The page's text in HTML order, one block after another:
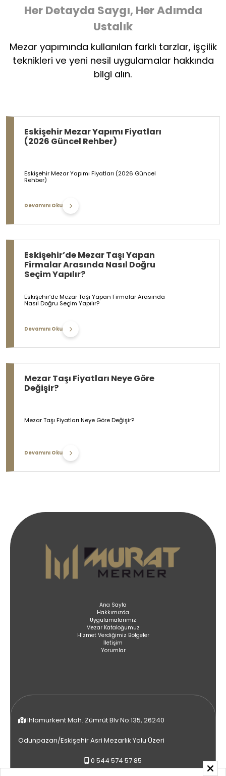
Her Detayda Saygı, Her Adımda
Ustalık
Mezar yapımında kullanılan farklı tarzlar, işçilik
teknikleri ve yeni nesil uygulamalar hakkında
bilgi alın.
Eskişehir Mezar Yapımı Fiyatları
(2026 Güncel Rehber)
Eskişehir Mezar Yapımı Fiyatları (2026 Güncel
Rehber)
Devamını Oku
Eskişehir’de Mezar Taşı Yapan
Firmalar Arasında Nasıl Doğru
Seçim Yapılır?
Eskişehir’de Mezar Taşı Yapan Firmalar Arasında
Nasıl Doğru Seçim Yapılır?
Devamını Oku
Mezar Taşı Fiyatları Neye Göre
Değişir?
Mezar Taşı Fiyatları Neye Göre Değişir?
Devamını Oku
Ana Sayfa
Hakkımızda
Uygulamalarımız
Mezar Kataloğumuz
Hizmet Verdiğimiz Bölgeler
İletişim
Yorumlar
Ihlamurkent Mah. Zümrüt Blv No:135, 26240
Odunpazarı/Eskişehir Asri Mezarlık Yolu Üzeri
0 544 574 57 85